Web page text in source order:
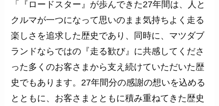
「『ロードスター』が歩んできた27年間は、人と
クルマが一つになって思いのまま気持ちよく走る
楽しさを追求した歴史であり、同時に、マツダブ
ランドならではの『走る歓び』に共感してくださ
った多くのお客さまから支え続けていただいた歴
史でもあります。27年間分の感謝の想いを込める
とともに、お客さまとともに積み重ねてきた歴史